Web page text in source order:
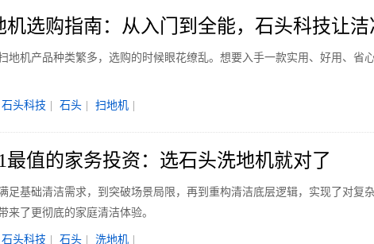
机选购指南：从入门到全能，石头科技让洁
地机产品种类繁多，选购的时候眼花缭乱。想要入手一款实用、好用、省
石头科技 石头 扫地机
最值的家务投资：选石头洗地机就对了
足基础清洁需求，到突破场景局限，再到重构清洁底层逻辑，实现了对复
来了更彻底的家庭清洁体验。
石头科技 石头 洗地机